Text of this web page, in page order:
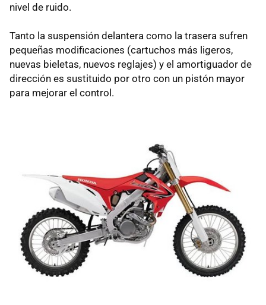
nivel de ruido.
Tanto la suspensión delantera como la trasera sufren
pequeñas modificaciones (cartuchos más ligeros,
nuevas bieletas, nuevos reglajes) y el amortiguador de
dirección es sustituido por otro con un pistón mayor
para mejorar el control.